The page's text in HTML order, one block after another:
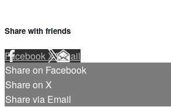
Share with friends
FacebookXEmail
Share on Facebook
Share on X
Share via Email